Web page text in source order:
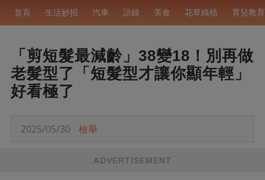
首頁 生活妙招 汽車 語錄 美食 花草綠植 育兒教育
「剪短髮最減齡」38變18！別再做
老髮型了「短髮型才讓你顯年輕」
好看極了
2025/05/30 檢舉
ADVERTISEMENT